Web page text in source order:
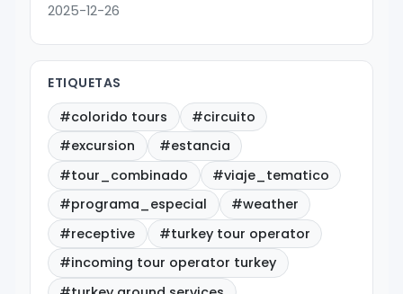
2025-12-26
ETIQUETAS
#colorido tours
#circuito
#excursion
#estancia
#tour_combinado
#viaje_tematico
#programa_especial
#weather
#receptive
#turkey tour operator
#incoming tour operator turkey